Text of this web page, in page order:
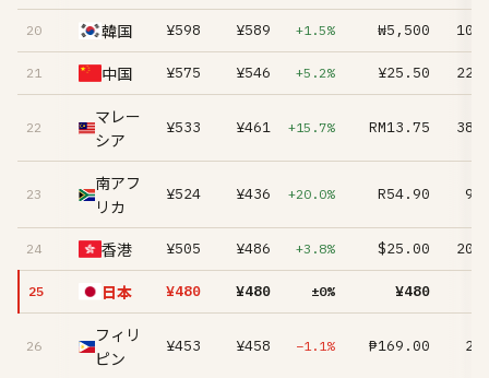
20 韓国 ¥598 ¥589 +1.5% ₩5,500
21 中国 ¥575 ¥546 +5.2% ¥25.50
22
マレー
シア
¥533 ¥461 +15.7% RM13.75
23
南アフ
リカ
¥524 ¥436 +20.0% R54.90
24 香港 ¥505 ¥486 +3.8% $25.00
25 日本 ¥480 ¥480 ±0% ¥480
26
フィリ
ピン
¥453 ¥458 −1.1% ₱169.00